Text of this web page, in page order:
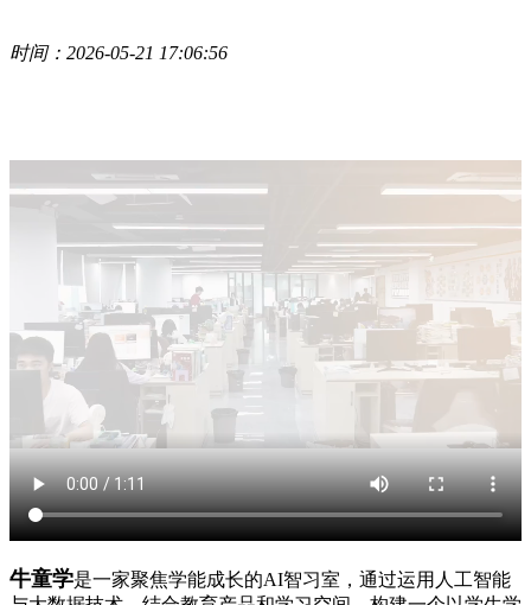
时间：2026-05-21 17:06:56
牛童学是一家聚焦学能成长的AI智习室，通过运用人工智能